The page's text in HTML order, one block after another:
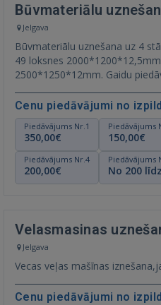
Būvmateriālu
Jelgava
Būvmateriālu uznešana uz 4
49 loksnes 2000*1200*12,5mm. Osb 21
2500*1250*12mm. Gaidu
Cenu piedāvājumi no
Piedāvājums Nr.1
350,00€
Piedāvājums
150,00€
Piedāvājums Nr.4
200,00€
Piedāvājums
No 200
Velasmasinas
Jelgava
Vecas veļas mašīnas
Cenu piedāvājumi no